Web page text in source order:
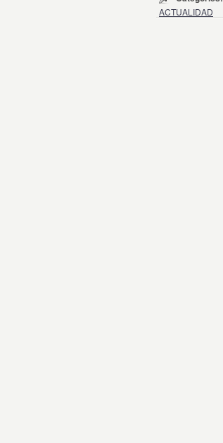
ACTUALIDAD